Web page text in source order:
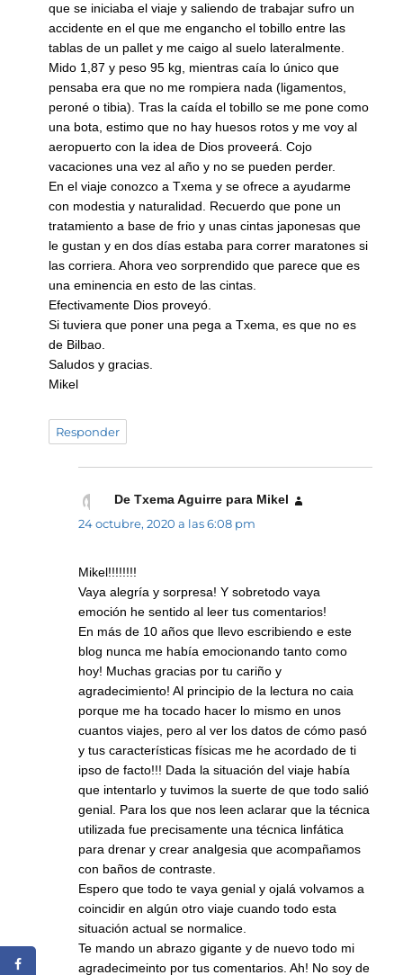
que se iniciaba el viaje y saliendo de trabajar sufro un
accidente en el que me engancho el tobillo entre las
tablas de un pallet y me caigo al suelo lateralmente.
Mido 1,87 y peso 95 kg, mientras caía lo único que
pensaba era que no me rompiera nada (ligamentos,
peroné o tibia). Tras la caída el tobillo se me pone como
una bota, estimo que no hay huesos rotos y me voy al
aeropuerto con la idea de Dios proveerá. Cojo
vacaciones una vez al año y no se pueden perder.
En el viaje conozco a Txema y se ofrece a ayudarme
con modestia y naturalidad. Recuerdo que pone un
tratamiento a base de frio y unas cintas japonesas que
le gustan y en dos días estaba para correr maratones si
las corriera. Ahora veo sorprendido que parece que es
una eminencia en esto de las cintas.
Efectivamente Dios proveyó.
Si tuviera que poner una pega a Txema, es que no es
de Bilbao.
Saludos y gracias.
Mikel
Responder
De Txema Aguirre para Mikel
24 octubre, 2020 a las 6:08 pm
Mikel!!!!!!!!
Vaya alegría y sorpresa! Y sobretodo vaya
emoción he sentido al leer tus comentarios!
En más de 10 años que llevo escribiendo e este
blog nunca me había emocionando tanto como
hoy! Muchas gracias por tu cariño y
agradecimiento! Al principio de la lectura no caia
porque me ha tocado hacer lo mismo en unos
cuantos viajes, pero al ver los datos de cómo pasó
y tus características físicas me he acordado de ti
ipso de facto!!! Dada la situación del viaje había
que intentarlo y tuvimos la suerte de que todo salió
genial. Para los que nos leen aclarar que la técnica
utilizada fue precisamente una técnica linfática
para drenar y crear analgesia que acompañamos
con baños de contraste.
Espero que todo te vaya genial y ojalá volvamos a
coincidir en algún otro viaje cuando todo esta
situación actual se normalice.
Te mando un abrazo gigante y de nuevo todo mi
agradecimeinto por tus comentarios. Ah! No soy de